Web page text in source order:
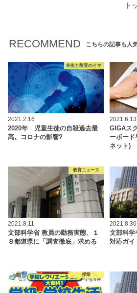
ト
RECOMMEND こちらの記事も人
先生と教育のイマ
2021.2.16
2020年 児童生徒の自殺過去最
高。コロナの影響?
2021.6.13
GIGAス
ーボード
ネット)
教育ニュース
2021.8.11
文部科学省 教員の勤務実態、１
８都道県に「調査徹底」求める
2021.8.30
文部科学
対応ガイ
授業